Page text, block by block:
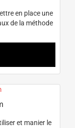
en place une
de la méthode
et manier le